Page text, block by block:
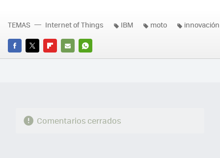
FACEBOOK
TWITTERFLIPBOARD
E-
WHATSAPP
TEMAS Internet of Things IBM moto innovación
Comentarios cerrados